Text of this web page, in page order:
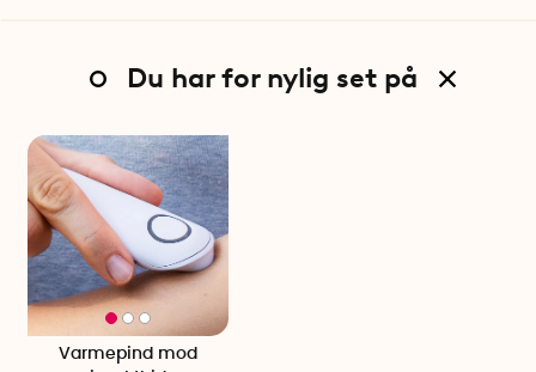
Du har for nylig set på
Varmepind mod